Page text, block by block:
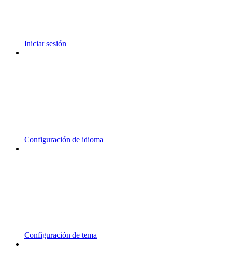
Iniciar sesión
Configuración de idioma
Configuración de tema